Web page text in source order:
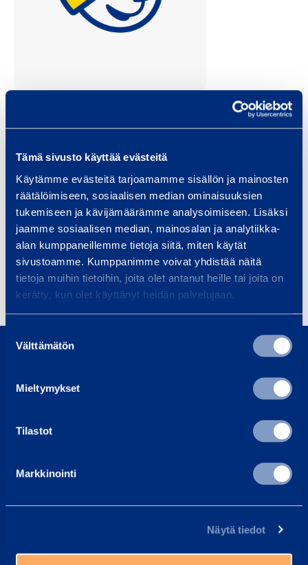
Tämä sivusto käyttää evästeitä
Käytämme evästeitä tarjoamamme sisällön ja mainosten
räätälöimiseen, sosiaalisen median ominaisuuksien
tukemiseen ja kävijämäärämme analysoimiseen. Lisäksi
jaamme sosiaalisen median, mainosalan ja analytiikka-
alan kumppaneillemme tietoja siitä, miten käytät
sivustoamme. Kumppanimme voivat yhdistää näitä
tietoja muihin tietoihin, joita olet antanut heille tai joita on
kerätty, kun olet käyttänyt heidän palvelujaan.
valinta
Välttämätön
Mieltymykset
Tilastot
Markkinointi
Näytä tiedot
vuokraamon esihenkilö
Länsi-Suomi
marko.jylhasalo@ramirent.fi
+358 400 937 368
Ramirent konevuokraamo Tampere, Pirkkala
Soita meille, olemme täällä auttaaksemme sinua
asiakaspalvelu@ramirent.fi
Työntekijämme auttavat sinua aina mielellään
Tietoa meistä